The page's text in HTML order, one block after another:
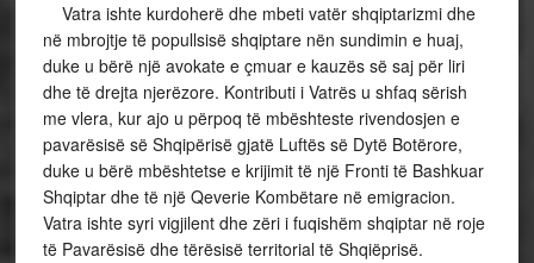
Vatra ishte kurdoherë dhe mbeti vatër shqiptarizmi dhe
në mbrojtje të popullsisë shqiptare nën sundimin e huaj,
duke u bërë një avokate e çmuar e kauzës së saj për liri
dhe të drejta njerëzore. Kontributi i Vatrës u shfaq sërish
me vlera, kur ajo u përpoq të mbështeste rivendosjen e
pavarësisë së Shqipërisë gjatë Luftës së Dytë Botërore,
duke u bërë mbështetse e krijimit të një Fronti të Bashkuar
Shqiptar dhe të një Qeverie Kombëtare në emigracion.
Vatra ishte syri vigjilent dhe zëri i fuqishëm shqiptar në roje
të Pavarësisë dhe tërësisë territorial të Shqiëprisë.